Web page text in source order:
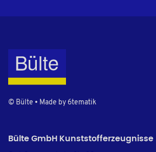
© Bülte • Made by 6tematik
Bülte GmbH Kunststofferzeugnisse